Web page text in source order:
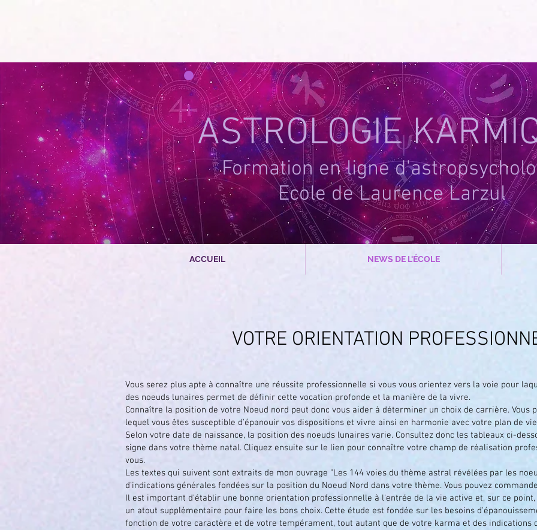
ASTROLOGIE
Formation en ligne
Ecole de Laurence Larzul
ACCUEIL NEWS DE L'ÉCOLE
VOTRE ORIENTATION
Vous serez plus apte à connaître une réussite professionnelle si vous vous orientez vers la voie pour
des noeuds lunaires permet de définir cette vocation profonde et la manière de la vivre.
Connaître la position de votre Noeud nord peut donc vous aider à déterminer un choix de carrière. Vous
lequel vous êtes susceptible d'épanouir vos dispositions et vivre ainsi en harmonie avec votre plan de
Selon votre date de naissance, la position des noeuds lunaires varie. Consultez donc les tableaux ci-
signe dans votre thème natal. Cliquez ensuite sur le lien pour connaître votre champ de réalisation
vous.
Les textes qui suivent sont extraits de mon ouvrage "Les 144 voies du thème astral révélées par les
d'indications générales fondées sur la position du Noeud Nord dans votre thème. Vous pouvez
Il est important d'établir une bonne orientation professionnelle à l'entrée de la vie active et, sur ce
un atout supplémentaire pour faire les bons choix. Cette étude est fondée sur les besoins
fonction de votre caractère et de votre tempérament, tout autant que de votre karma et des indications